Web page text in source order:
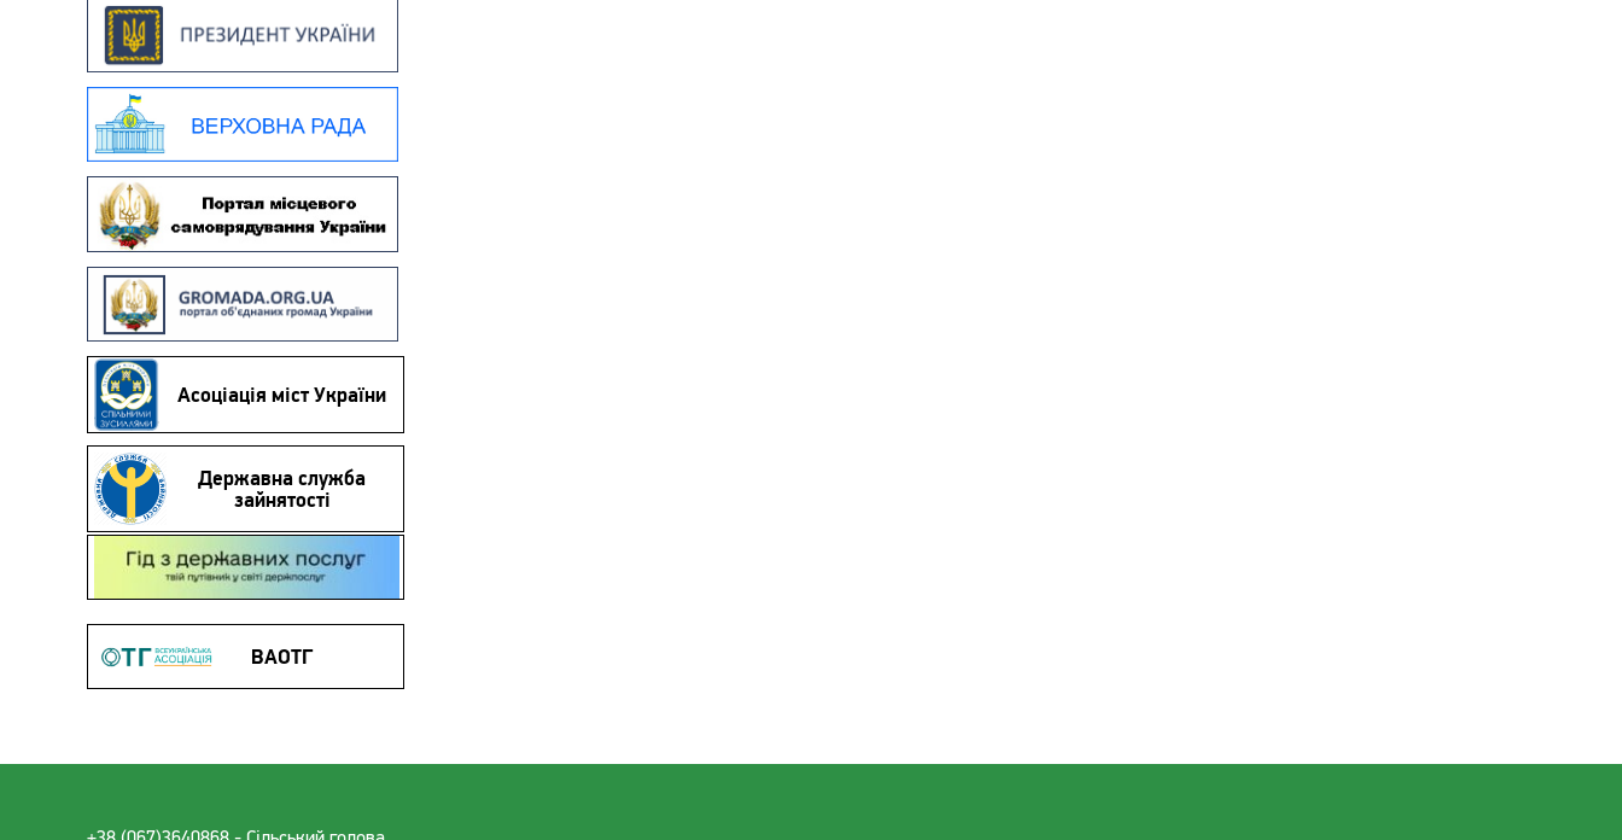
Асоціація міст України
Державна служба
зайнятості
Гід з державних послуг
ВАОТГ